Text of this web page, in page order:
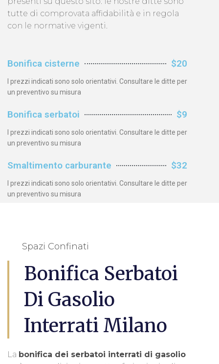
tutte di comprovata affidabilità e in regola
con le normative vigenti.
Bonifica cisterne $20
I prezzi indicati sono solo orientativi. Consultare le ditte per
un preventivo su misura
Bonifica serbatoi $9
I prezzi indicati sono solo orientativi. Consultare le ditte per
un preventivo su misura
Smaltimento carburante $32
I prezzi indicati sono solo orientativi. Consultare le ditte per
un preventivo su misura
Spazi Confinati
Bonifica Serbatoi
Di Gasolio
Interrati Milano
La bonifica dei serbatoi interrati di gasolio